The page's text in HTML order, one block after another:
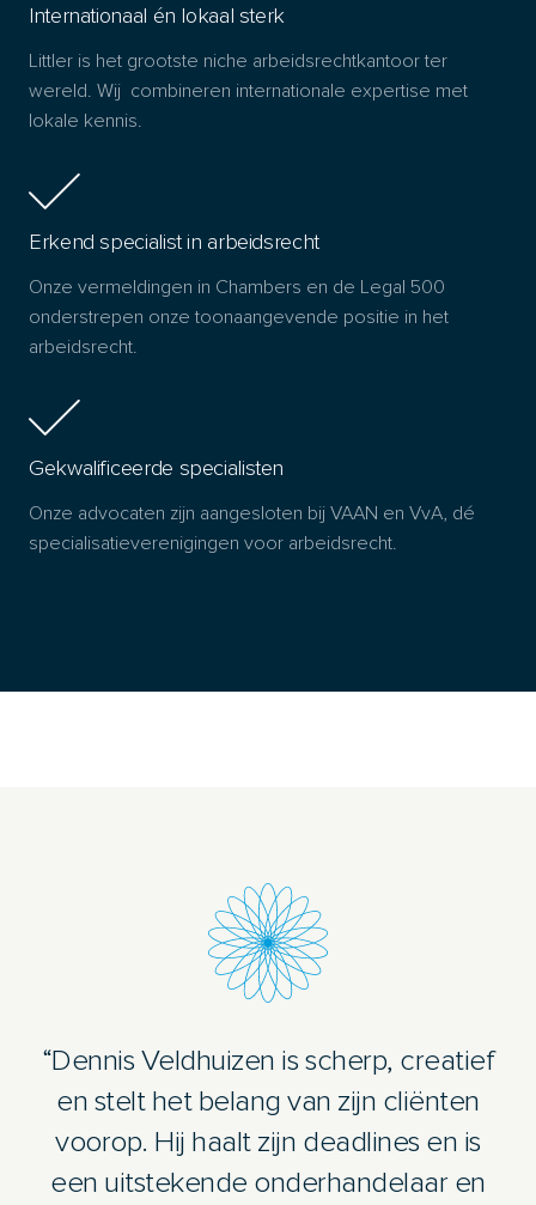
Internationaal én lokaal sterk
Littler is het grootste niche arbeidsrechtkantoor ter
wereld. Wij combineren internationale expertise met
lokale kennis.
Erkend specialist in arbeidsrecht
Onze vermeldingen in Chambers en de Legal 500
onderstrepen onze toonaangevende positie in het
arbeidsrecht.
Gekwalificeerde specialisten
Onze advocaten zijn aangesloten bij VAAN en VvA, dé
specialisatieverenigingen voor arbeidsrecht.
“Dennis Veldhuizen is scherp, creatief
en stelt het belang van zijn cliënten
voorop. Hij haalt zijn deadlines en is
een uitstekende onderhandelaar en